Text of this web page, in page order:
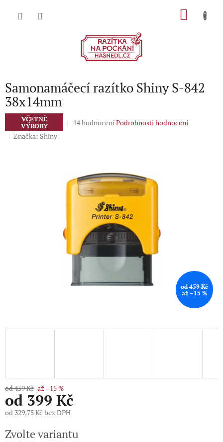
Samonamáčecí razítko Shiny S-842
38x14mm
VČETNĚ
VÝROBY
Průměrné
5
hvězdiček.
14 hodnoceníPodrobnosti hodnocení
Značka: Shiny
od 459 Kč
až –15 %
od 459 Kč až –15 %
od 399 Kč
od 329,75 Kč bez DPH
cena:
Zvolte variantu